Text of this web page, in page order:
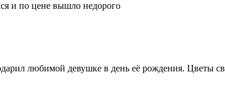
и по цене вышло недорого
любимой девушке в день её рождения. Цветы